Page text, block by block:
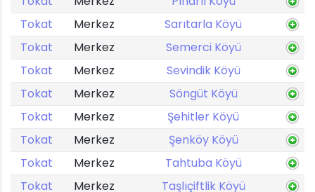
Tokat
Merkez
Sarıtarla Köyü
Tokat
Merkez
Semerci Köyü
Tokat
Merkez
Sevindik Köyü
Tokat
Merkez
Söngüt Köyü
Tokat
Merkez
Şehitler Köyü
Tokat
Merkez
Şenköy Köyü
Tokat
Merkez
Tahtuba Köyü
Tokat
Merkez
Taşlıçiftlik Köyü